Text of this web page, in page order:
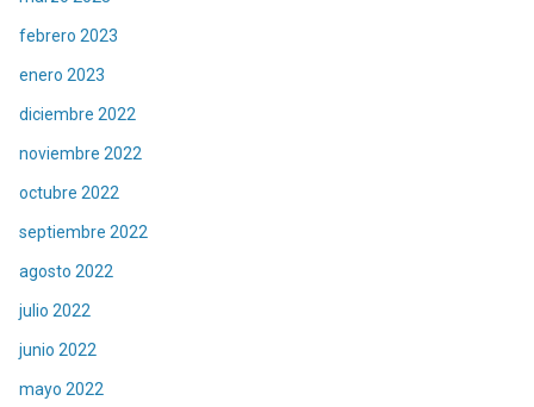
febrero 2023
enero 2023
diciembre 2022
noviembre 2022
octubre 2022
septiembre 2022
agosto 2022
julio 2022
junio 2022
mayo 2022